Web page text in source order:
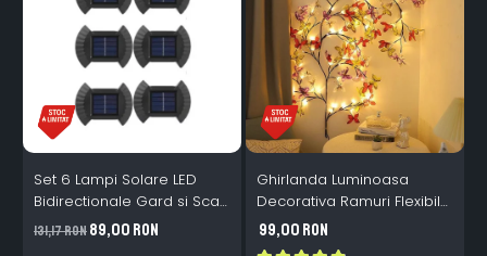
Set 6 Lampi Solare LED
Bidirectionale Gard si Scari
- 200mAh, IP65, Alb Cald,
Senzor Automat
131,17 RON89,00 RON
Ghirlanda Luminoasa
Decorativa Ramuri Flexibile
1.6m 72 LED USB
Telecomanda
99,00 RON